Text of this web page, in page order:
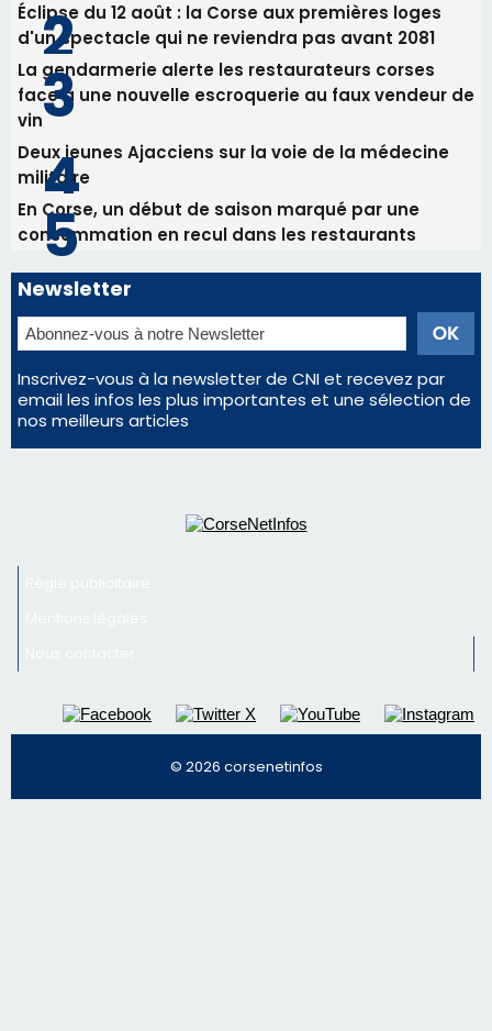
Éclipse du 12 août : la Corse aux premières loges
d'un spectacle qui ne reviendra pas avant 2081
La gendarmerie alerte les restaurateurs corses
face à une nouvelle escroquerie au faux vendeur de
vin
Deux jeunes Ajacciens sur la voie de la médecine
militaire
En Corse, un début de saison marqué par une
consommation en recul dans les restaurants
Newsletter
Inscrivez-vous à la newsletter de CNI et recevez par
email les infos les plus importantes et une sélection de
nos meilleurs articles
© 2026 corsenetinfos